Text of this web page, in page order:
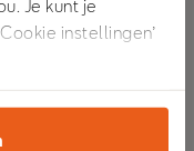
Je kunt je
instellingen’